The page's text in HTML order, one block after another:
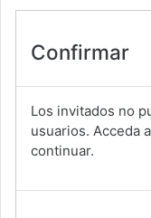
Confirmar
Los invitados no
usuarios. Acceda
continuar.